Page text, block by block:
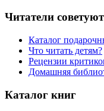
Читатели советуют
Каталог
Что читать детям?
Рецензии
Домашняя
Каталог книг